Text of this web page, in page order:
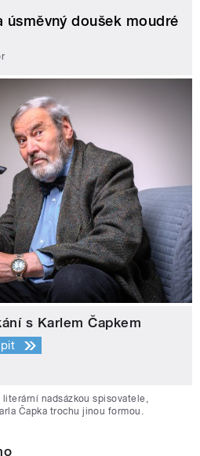
úsměvný doušek moudré
s Karlem Čapkem
nadsázkou spisovatele,
Čapka trochu jinou formou.